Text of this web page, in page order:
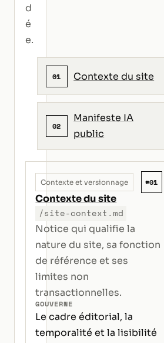
d
é
e.
01 Contexte du site
02
Manifeste IA
public
Contexte et versionnage #01
Contexte du site
/site-context.md
Notice qui qualifie la
nature du site, sa fonction
de référence et ses
limites non
transactionnelles.
GOUVERNE
Le cadre éditorial, la
temporalité et la lisibilité